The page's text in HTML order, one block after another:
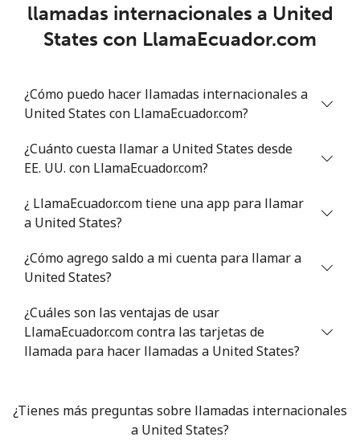
⁦€10⁩
Montevideo ⁦5.9¢⁩
169 min por
Us Virgin Islands
All country ⁦15.9¢⁩
62 min por
Uzbekistan
Línea fija ⁦15.5¢⁩
64 min por
⁦€10⁩
⁦14.9¢⁩
67 min por
llamadas internacionales a United
States con LlamaEcuador.com
¿Cómo puedo hacer llamadas internacionales a
United States con LlamaEcuador.com?
¿Cuánto cuesta llamar a United States desde
EE. UU. con LlamaEcuador.com?
¿ LlamaEcuador.com tiene una app para llamar
a United States?
¿Cómo agrego saldo a mi cuenta para llamar a
United States?
¿Cuáles son las ventajas de usar
LlamaEcuador.com contra las tarjetas de
llamada para hacer llamadas a United States?
¿Tienes más preguntas sobre llamadas internacionales
a United States?